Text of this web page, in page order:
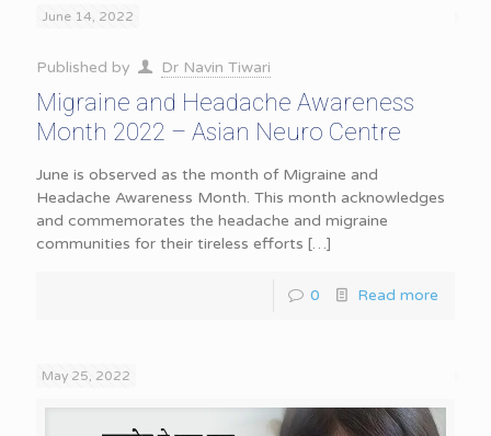
June 14, 2022
Published by Dr Navin Tiwari
Migraine and Headache Awareness
Month 2022 – Asian Neuro Centre
June is observed as the month of Migraine and
Headache Awareness Month. This month acknowledges
and commemorates the headache and migraine
communities for their tireless efforts […]
0 Read more
May 25, 2022